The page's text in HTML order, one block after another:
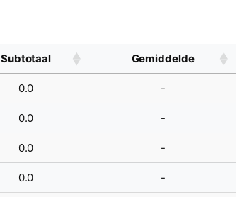
Subtotaal Gemiddelde
0.0 -
0.0 -
0.0 -
0.0 -